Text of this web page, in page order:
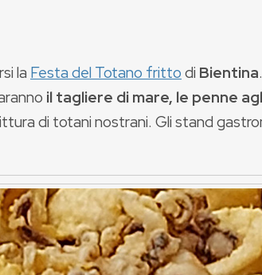
la Festa del Totano frittodi Bientina
il tagliere di mare, le penne
di totani nostrani. Gli stand